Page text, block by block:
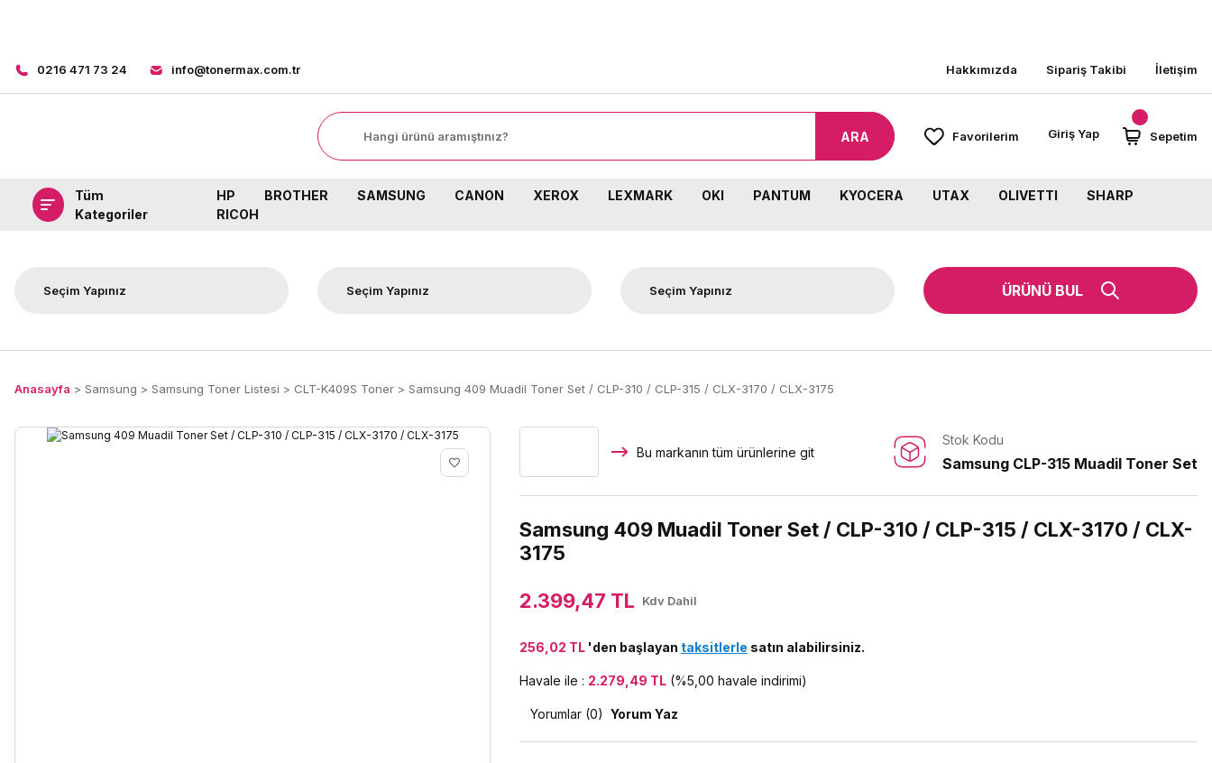
0216 471 73 24 info@tonermax.com.tr Hakkımızda Sipariş Takibi İletişim
ARA Favorilerim Giriş Yap Sepetim
Tüm
Kategoriler
HP BROTHER SAMSUNG CANON XEROX LEXMARK OKI PANTUM KYOCERA UTAX OLIVETTI
SHARP
RICOH
ÜRÜNÜ BUL
Anasayfa Samsung Samsung Toner Listesi CLT-K409S Toner Samsung 409 Muadil Toner Set / CLP-310 / CLP-315 / CLX-3170 / CLX-3175
Bu markanın tüm ürünlerine git
Stok Kodu
Samsung CLP-315 Muadil Toner Set
Samsung 409 Muadil Toner Set / CLP-310 / CLP-315 / CLX-3170 / CLX-
3175
2.399,47 TL Kdv Dahil
256,02 TL 'den başlayan taksitlerle satın alabilirsiniz.
Havale ile : 2.279,49 TL (%5,00 havale indirimi)
Yorumlar (0) Yorum Yaz